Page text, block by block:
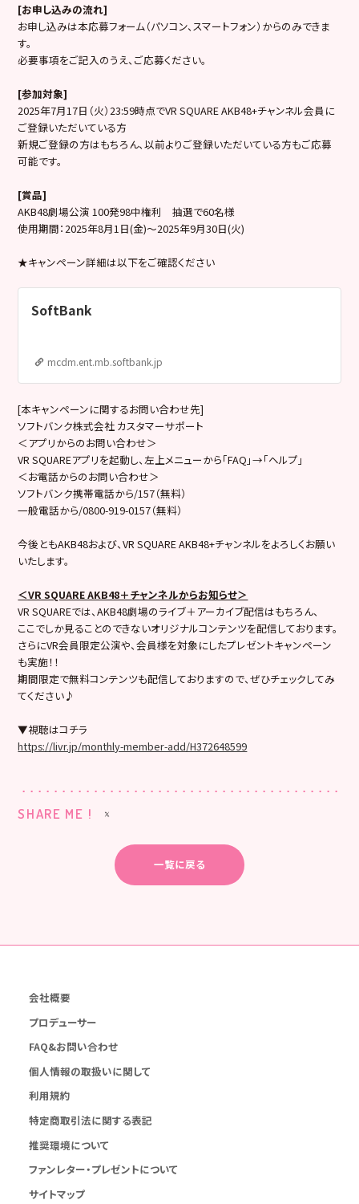
[お申し込みの流れ]
お申し込みは本応募フォーム（パソコン、スマートフォン）からのみできま
す。
必要事項をご記入のうえ、ご応募ください。
[参加対象]
2025年7月17日（火）23:59時点でVR SQUARE AKB48+チャンネル会員に
ご登録いただいている方
新規ご登録の方はもちろん、以前よりご登録いただいている方もご応募
可能です。
[賞品]
AKB48劇場公演 100発98中権利 抽選で60名様
使用期間：2025年8月1日(金)〜2025年9月30日(火)
★キャンペーン詳細は以下をご確認ください
SoftBank
mcdm.ent.mb.softbank.jp
[本キャンペーンに関するお問い合わせ先]
ソフトバンク株式会社 カスタマーサポート
＜アプリからのお問い合わせ＞
VR SQUAREアプリを起動し、左上メニューから「FAQ」→「ヘルプ」
＜お電話からのお問い合わせ＞
ソフトバンク携帯電話から/157（無料）
一般電話から/0800-919-0157（無料）
今後ともAKB48および、VR SQUARE AKB48+チャンネルをよろしくお願い
いたします。
＜VR SQUARE AKB48＋チャンネルからお知らせ＞
VR SQUAREでは、AKB48劇場のライブ＋アーカイブ配信はもちろん、
ここでしか見ることのできないオリジナルコンテンツを配信しております。
さらにVR会員限定公演や、会員様を対象にしたプレゼントキャンペーン
も実施！！
期間限定で無料コンテンツも配信しておりますので、ぜひチェックしてみ
てください♪
▼視聴はコチラ
https://livr.jp/monthly-member-add/H372648599
SHARE ME !
一覧に戻る
会社概要
プロデューサー
FAQ&お問い合わせ
個人情報の取扱いに関して
利用規約
特定商取引法に関する表記
推奨環境について
ファンレター・プレゼントについて
サイトマップ